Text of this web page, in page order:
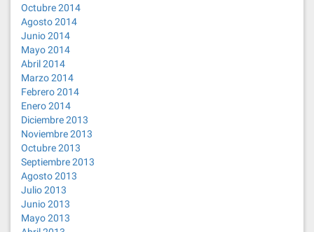
Octubre 2014
Agosto 2014
Junio 2014
Mayo 2014
Abril 2014
Marzo 2014
Febrero 2014
Enero 2014
Diciembre 2013
Noviembre 2013
Octubre 2013
Septiembre 2013
Agosto 2013
Julio 2013
Junio 2013
Mayo 2013